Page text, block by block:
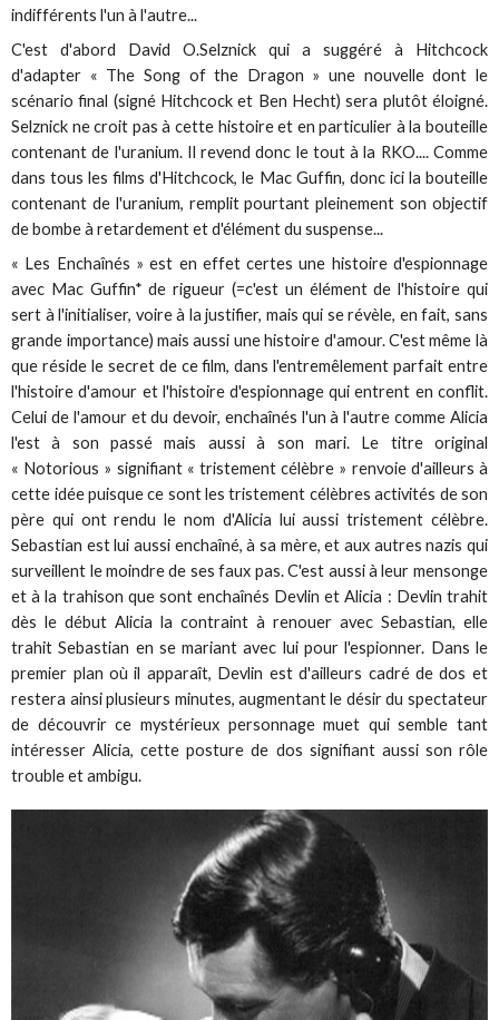
indifférents l'un à l'autre...
C'est d'abord David O.Selznick qui a suggéré à Hitchcock
d'adapter « The Song of the Dragon » une nouvelle dont le
scénario final (signé Hitchcock et Ben Hecht) sera plutôt éloigné.
Selznick ne croit pas à cette histoire et en particulier à la bouteille
contenant de l'uranium. Il revend donc le tout à la RKO.... Comme
dans tous les films d'Hitchcock, le Mac Guffin, donc ici la bouteille
contenant de l'uranium, remplit pourtant pleinement son objectif
de bombe à retardement et d'élément du suspense...
« Les Enchaînés » est en effet certes une histoire d'espionnage
avec Mac Guffin* de rigueur (=c'est un élément de l'histoire qui
sert à l'initialiser, voire à la justifier, mais qui se révèle, en fait, sans
grande importance) mais aussi une histoire d'amour. C'est même là
que réside le secret de ce film, dans l'entremêlement parfait entre
l'histoire d'amour et l'histoire d'espionnage qui entrent en conflit.
Celui de l'amour et du devoir, enchaînés l'un à l'autre comme Alicia
l'est à son passé mais aussi à son mari. Le titre original
« Notorious » signifiant « tristement célèbre » renvoie d'ailleurs à
cette idée puisque ce sont les tristement célèbres activités de son
père qui ont rendu le nom d'Alicia lui aussi tristement célèbre.
Sebastian est lui aussi enchaîné, à sa mère, et aux autres nazis qui
surveillent le moindre de ses faux pas. C'est aussi à leur mensonge
et à la trahison que sont enchaînés Devlin et Alicia : Devlin trahit
dès le début Alicia la contraint à renouer avec Sebastian, elle
trahit Sebastian en se mariant avec lui pour l'espionner. Dans le
premier plan où il apparaît, Devlin est d'ailleurs cadré de dos et
restera ainsi plusieurs minutes, augmentant le désir du spectateur
de découvrir ce mystérieux personnage muet qui semble tant
intéresser Alicia, cette posture de dos signifiant aussi son rôle
trouble et ambigu.